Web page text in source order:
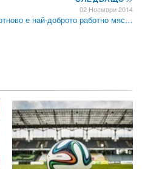
02 Ноември 2014
е най-доброто работно мяс…